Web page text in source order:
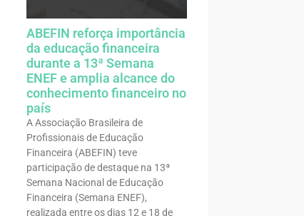
ABEFIN reforça importância
da educação financeira
durante a 13ª Semana
ENEF e amplia alcance do
conhecimento financeiro no
país
A Associação Brasileira de
Profissionais de Educação
Financeira (ABEFIN) teve
participação de destaque na 13ª
Semana Nacional de Educação
Financeira (Semana ENEF),
realizada entre os dias 12 e 18 de